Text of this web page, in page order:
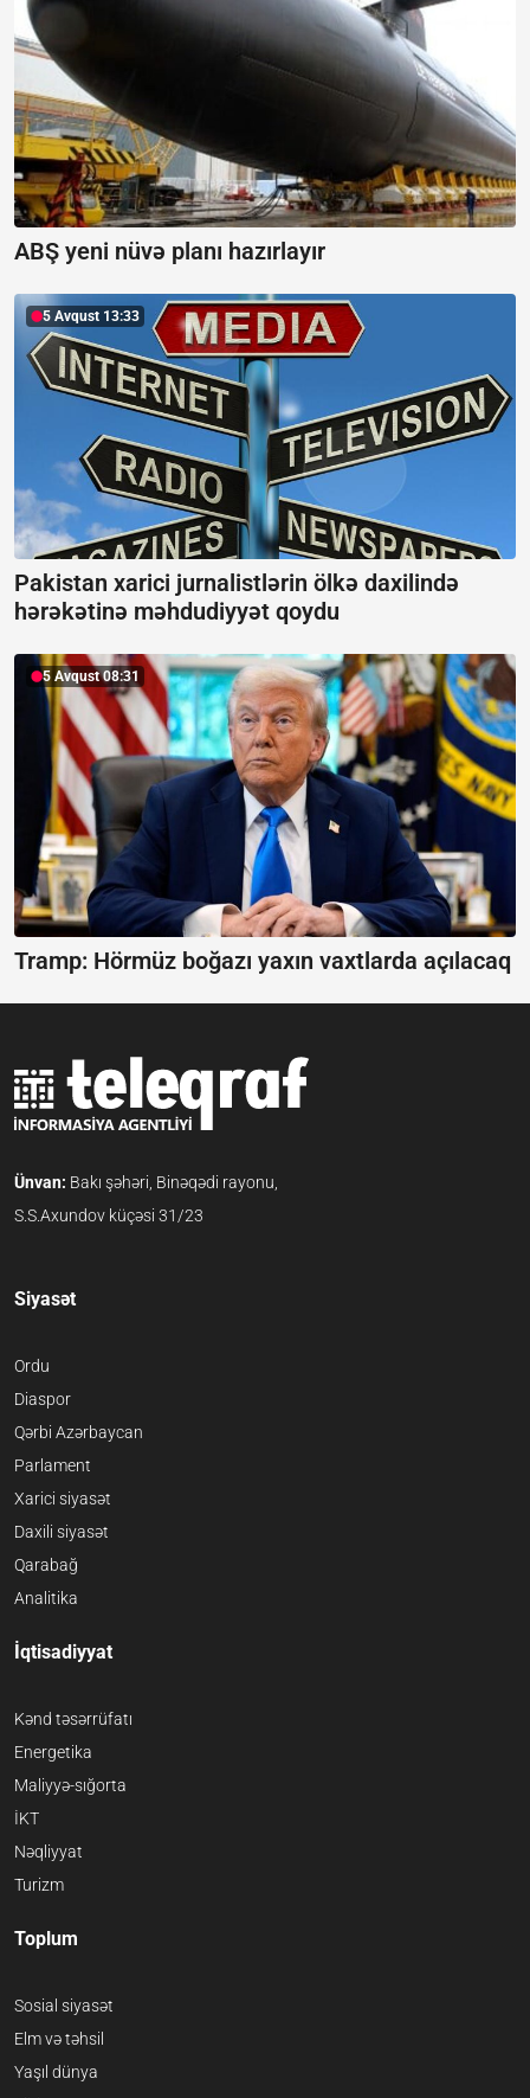
ABŞ yeni nüvə planı hazırlayır
5 Avqust 13:33
Pakistan xarici jurnalistlərin ölkə daxilində
hərəkətinə məhdudiyyət qoydu
5 Avqust 08:31
Tramp: Hörmüz boğazı yaxın vaxtlarda açılacaq
Ünvan: Bakı şəhəri, Binəqədi rayonu,
S.S.Axundov küçəsi 31/23
Siyasət
Ordu
Diaspor
Qərbi Azərbaycan
Parlament
Xarici siyasət
Daxili siyasət
Qarabağ
Analitika
İqtisadiyyat
Kənd təsərrüfatı
Energetika
Maliyyə-sığorta
İKT
Nəqliyyat
Turizm
Toplum
Sosial siyasət
Elm və təhsil
Yaşıl dünya